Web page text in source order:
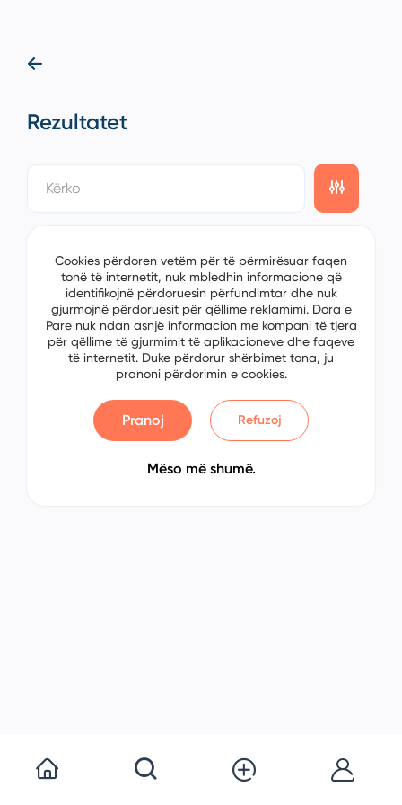
Rezultatet
Cookies përdoren vetëm për të përmirësuar faqen
tonë të internetit, nuk mbledhin informacione që
identifikojnë përdoruesin përfundimtar dhe nuk
gjurmojnë përdoruesit për qëllime reklamimi. Dora e
Pare nuk ndan asnjë informacion me kompani të tjera
për qëllime të gjurmimit të aplikacioneve dhe faqeve
të internetit. Duke përdorur shërbimet tona, ju
pranoni përdorimin e cookies.
Pranoj Refuzoj
Mëso më shumë.